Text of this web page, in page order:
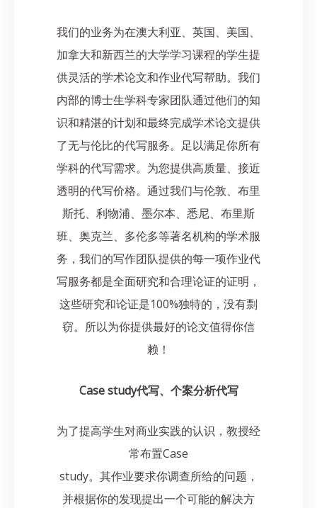
我们的业务为在澳大利亚、英国、美国、
加拿大和新西兰的大学学习课程的学生提
供灵活的学术论文和作业代写帮助。我们
内部的博士生学科专家团队通过他们的知
识和精湛的计划和最终完成学术论文提供
了无与伦比的代写服务。足以满足你所有
学科的代写需求。为您提供高质量、接近
透明的代写价格。通过我们与伦敦、布里
斯托、利物浦、墨尔本、悉尼、布里斯
班、奥克兰、多伦多等著名机构的学术服
务，我们的写作团队提供的每一项作业代
写服务都是全面研究和合理论证的证明，
这些研究和论证是100%独特的，没有剽
窃。所以为你提供最好的论文值得你信
赖！
Case study代写、个案分析代写
为了提高学生对商业实践的认识，教授经
常布置Case
study。其作业要求你调查所给的问题，
并根据你的发现提出一个可能的解决方